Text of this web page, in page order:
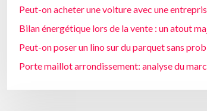
Peut-on acheter une voiture avec une
Bilan énergétique lors de la vente : un atout
Peut-on poser un lino sur du parquet sans
Porte maillot arrondissement: analyse du